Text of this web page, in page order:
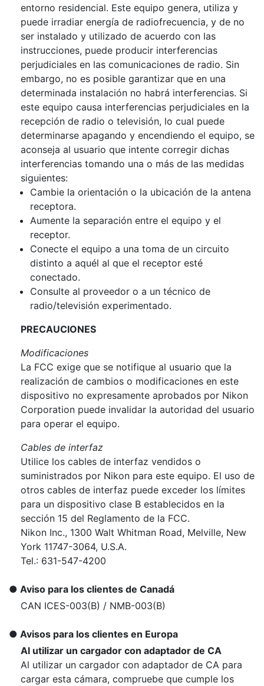
entorno residencial. Este equipo genera, utiliza y
puede irradiar energía de radiofrecuencia, y de no
ser instalado y utilizado de acuerdo con las
instrucciones, puede producir interferencias
perjudiciales en las comunicaciones de radio. Sin
embargo, no es posible garantizar que en una
determinada instalación no habrá interferencias. Si
este equipo causa interferencias perjudiciales en la
recepción de radio o televisión, lo cual puede
determinarse apagando y encendiendo el equipo, se
aconseja al usuario que intente corregir dichas
interferencias tomando una o más de las medidas
siguientes:
Cambie la orientación o la ubicación de la antena
receptora.
Aumente la separación entre el equipo y el
receptor.
Conecte el equipo a una toma de un circuito
distinto a aquél al que el receptor esté
conectado.
Consulte al proveedor o a un técnico de
radio/televisión experimentado.
PRECAUCIONES
Modificaciones
La FCC exige que se notifique al usuario que la
realización de cambios o modificaciones en este
dispositivo no expresamente aprobados por Nikon
Corporation puede invalidar la autoridad del usuario
para operar el equipo.
Cables de interfaz
Utilice los cables de interfaz vendidos o
suministrados por Nikon para este equipo. El uso de
otros cables de interfaz puede exceder los límites
para un dispositivo clase B establecidos en la
sección 15 del Reglamento de la FCC.
Nikon Inc., 1300 Walt Whitman Road, Melville, New
York 11747-3064, U.S.A.
Tel.: 631-547-4200
Aviso para los clientes de Canadá
CAN ICES-003(B) / NMB-003(B)
Avisos para los clientes en Europa
Al utilizar un cargador con adaptador de CA
Al utilizar un cargador con adaptador de CA para
cargar esta cámara, compruebe que cumple los